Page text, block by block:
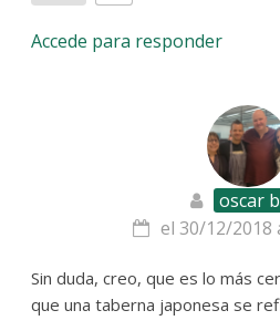
Accede para responder
oscar
el 30/12/2018
Sin duda, creo, que es lo más
que una taberna japonesa se